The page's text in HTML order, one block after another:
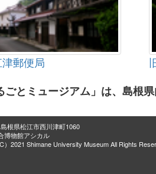
郵便局
ごとミュージアム」は、島根
根県松江市西川津町1060
博物館アシカル
）2021 Shimane University Museum All Rights